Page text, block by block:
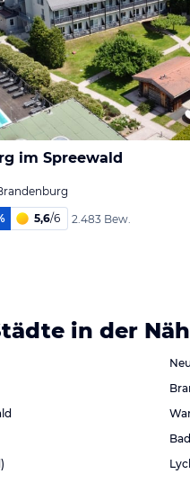
im Spreewald
5,6/6 2.483 Bew.
in der